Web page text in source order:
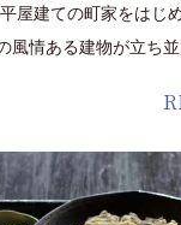
屋建ての町家をはじ
風情ある建物が立ち並
ションした落ち着き
ない十割そばを提供
打ちたい方まで体験
ます。